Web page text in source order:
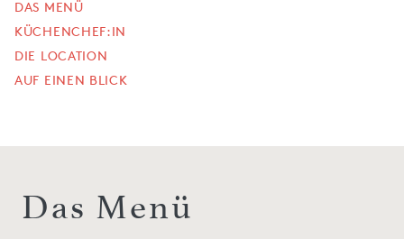
DAS MENÜ
KÜCHENCHEF:IN
DIE LOCATION
AUF EINEN BLICK
Das Menü